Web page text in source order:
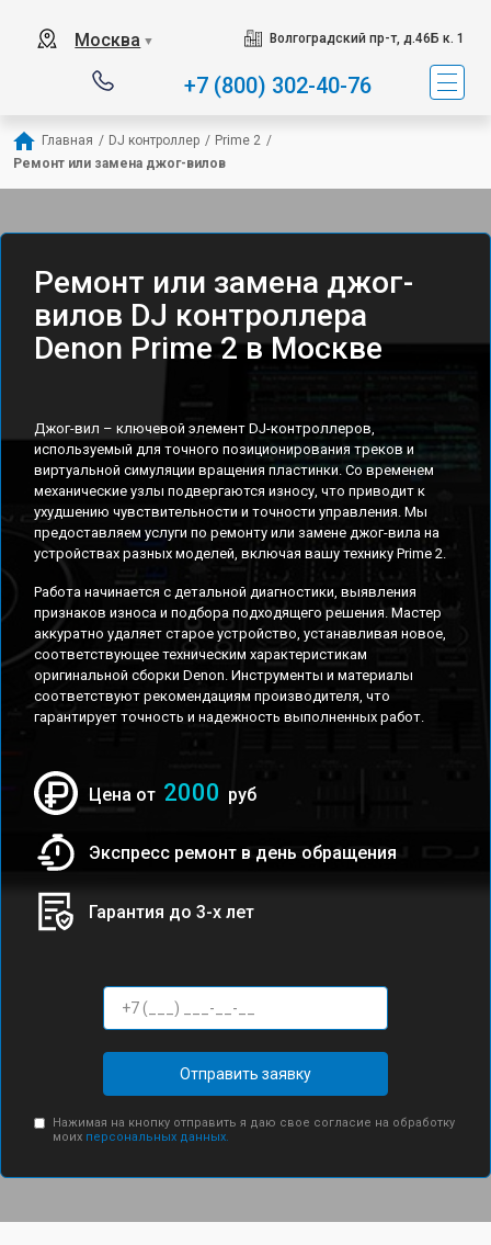
Москва ▼ Волгоградский пр-т, д.46Б к. 1
+7 (800) 302-40-76
Главная / DJ контроллер / Prime 2 /
Ремонт или замена джог-вилов
Ремонт или замена джог-
вилов DJ контроллера
Denon Prime 2 в Москве
Джог-вил – ключевой элемент DJ-контроллеров,
используемый для точного позиционирования треков и
виртуальной симуляции вращения пластинки. Со временем
механические узлы подвергаются износу, что приводит к
ухудшению чувствительности и точности управления. Мы
предоставляем услуги по ремонту или замене джог-вила на
устройствах разных моделей, включая вашу технику Prime 2.
Работа начинается с детальной диагностики, выявления
признаков износа и подбора подходящего решения. Мастер
аккуратно удаляет старое устройство, устанавливая новое,
соответствующее техническим характеристикам
оригинальной сборки Denon. Инструменты и материалы
соответствуют рекомендациям производителя, что
гарантирует точность и надежность выполненных работ.
Цена от 2000 руб
Экспресс ремонт в день обращения
Гарантия до 3-х лет
Отправить заявку
Нажимая на кнопку отправить я даю свое согласие на обработку
моих персональных данных.